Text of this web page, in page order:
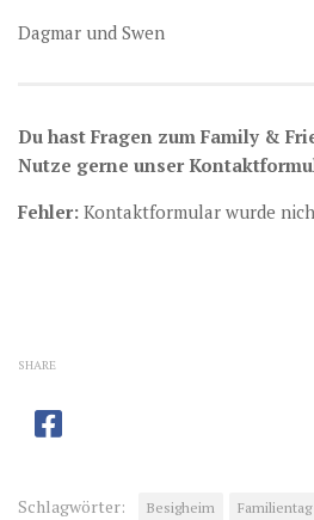
Dagmar und Swen
Du hast Fragen zum Family &
Nutze gerne unser
Fehler: Kontaktformular wurde
SHARE
Schlagwörter: Besigheim Familientag